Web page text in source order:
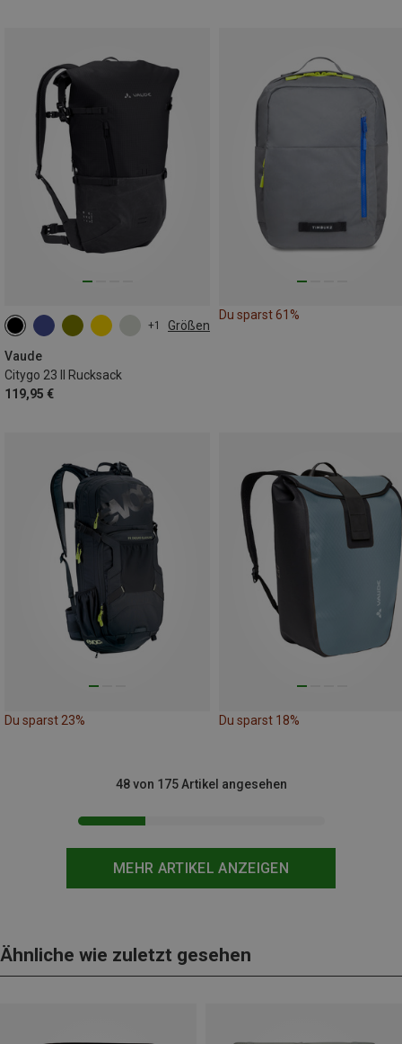
+1 Größen
Vaude
Citygo 23 II Rucksack
119,95 €
23L
Du sparst 61%
Du sparst 23% Du sparst 18%
MEHR ARTIKEL ANZEIGEN
48 von 175 Artikel angesehen
Ähnliche wie zuletzt gesehen